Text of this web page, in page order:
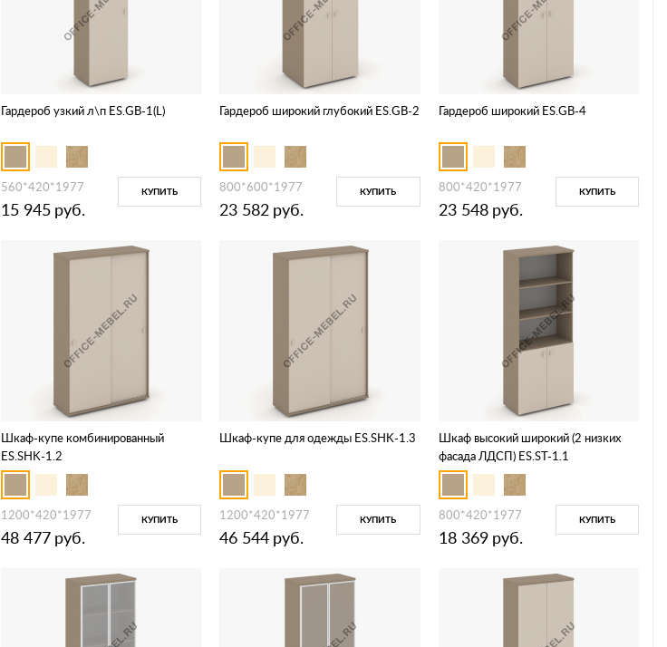
Гардероб узкий л\п ES.GB-1(L)
560*420*1977
15 945 руб.
КУПИТЬ
Гардероб широкий глубокий ES.GB-2
800*600*1977
23 582 руб.
КУПИТЬ
Гардероб широкий ES.GB-4
800*420*1977
23 548 руб.
КУПИТЬ
Шкаф-купе комбинированный
ES.SHK-1.2
1200*420*1977
48 477 руб.
КУПИТЬ
Шкаф-купе для одежды ES.SHK-1.3
1200*420*1977
46 544 руб.
КУПИТЬ
Шкаф высокий широкий (2 низких
фасада ЛДСП) ES.ST-1.1
800*420*1977
18 369 руб.
КУПИТЬ